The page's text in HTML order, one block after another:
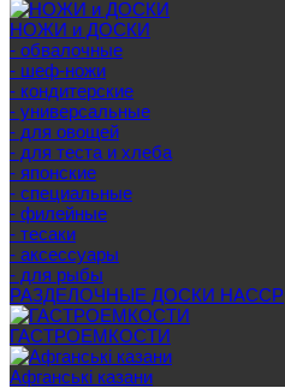
НОЖИ и ДОСКИ
- обвалочные
- шеф-ножи
- кондитерские
- универсальные
- для овощей
- для теста и хлеба
- японские
- специальные
- филейные
- тесаки
- аксессуары
- для рыбы
РАЗДЕЛОЧНЫЕ ДОСКИ HACCP
ГАСТРОЕМКОСТИ
Афганські казани